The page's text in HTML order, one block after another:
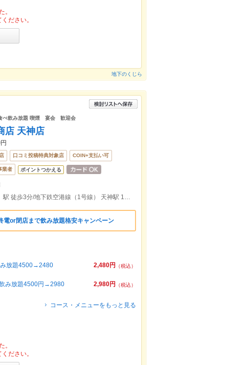
。
ださい。
地下のくじら
べ飲み放題 喫煙 宴会 歓迎会
店 天神店
口コミ投稿特典対象店 COIN+支払い可
業者 ポイントつかえる
西鉄天神大牟田線 西鉄福岡（天神）駅 徒歩3分/地下鉄空港線（1号線） 天神駅 1番出口 徒歩3分
電or閉店まで飲み放題格安キャンペーン
2,480円
（税込）
み放題4500→2480
2,980円
（税込）
み放題4500円→2980
コース・メニューをもっと見る
。
ださい。